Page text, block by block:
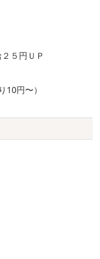
５円ＵＰ
円〜）